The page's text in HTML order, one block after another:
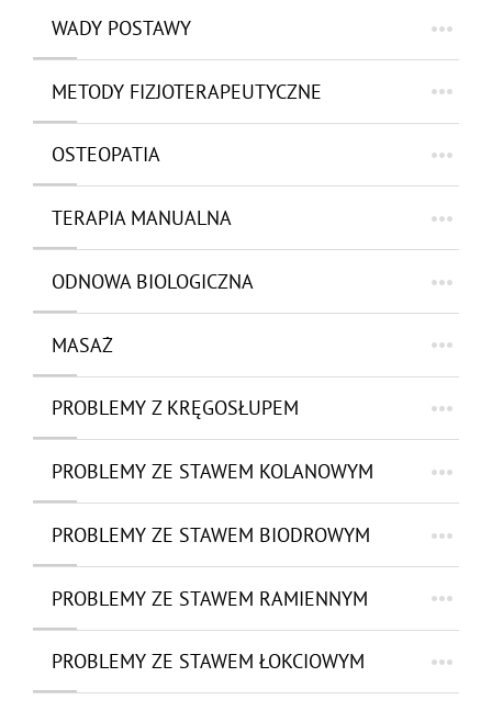
WADY POSTAWY
METODY FIZJOTERAPEUTYCZNE
OSTEOPATIA
TERAPIA MANUALNA
ODNOWA BIOLOGICZNA
MASAŻ
PROBLEMY Z KRĘGOSŁUPEM
PROBLEMY ZE STAWEM KOLANOWYM
PROBLEMY ZE STAWEM BIODROWYM
PROBLEMY ZE STAWEM RAMIENNYM
PROBLEMY ZE STAWEM ŁOKCIOWYM